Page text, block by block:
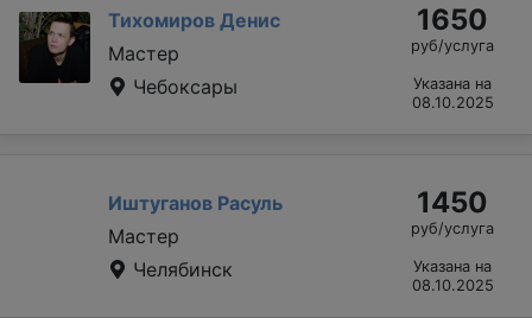
Тихомиров Денис
Мастер
Чебоксары
1650
руб/услуга
Указана на
08.10.2025
Иштуганов Расуль
Мастер
Челябинск
1450
руб/услуга
Указана на
08.10.2025